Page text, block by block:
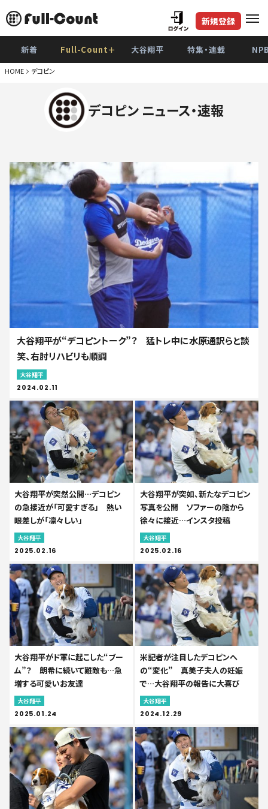
新規登録
新着 Full-Count＋ 大谷翔平 特集・連載
HOME デコピン
デコピン ニュース・速報
大谷翔平が“デコピントーク”？ 猛トレ中に水原通訳らと談
笑、右肘リハビリも順調
大谷翔平
2024.02.11
大谷翔平が突然公開…デコピン
の急接近が「可愛すぎる」 熱い
眼差しが「凛々しい」
大谷翔平
2025.02.16
大谷翔平が突如、新たなデコピン
写真を公開 ソファーの陰から
徐々に接近…インスタ投稿
大谷翔平
2025.02.16
大谷翔平がド軍に起こした“ブー
ム”？ 朗希に続いて難敵も…急
増する可愛いお友達
大谷翔平
2025.01.24
米記者が注目したデコピンへ
の“変化” 真美子夫人の妊娠
で…大谷翔平の報告に大喜び
大谷翔平
2024.12.29